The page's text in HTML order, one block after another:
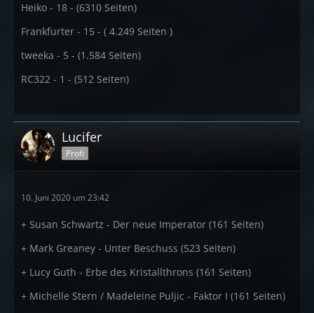
Heiko - 18 - (6310 Seiten)
Frankfurter - 15 - ( 4.249 Seiten )
tweeka - 5 - (1.584 Seiten)
RC322 - 1 - (512 Seiten)
Lucifer
Profi
10. Juni 2020 um 23:42
+ Susan Schwartz - Der neue Imperator (161 Seiten)
+ Mark Greaney - Unter Beschuss (523 Seiten)
+ Lucy Guth - Erbe des Kristallthrons (161 Seiten)
+ Michelle Stern / Madeleine Puljic - Faktor I (161 Seiten)